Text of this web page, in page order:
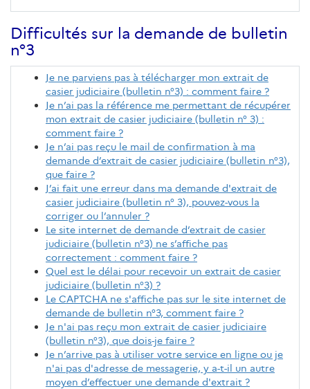
Difficultés sur la demande de bulletin
n°3
Je ne parviens pas à télécharger mon extrait de
casier judiciaire (bulletin n°3) : comment faire ?
Je n’ai pas la référence me permettant de récupérer
mon extrait de casier judiciaire (bulletin n° 3) :
comment faire ?
Je n’ai pas reçu le mail de confirmation à ma
demande d’extrait de casier judiciaire (bulletin n°3),
que faire ?
J’ai fait une erreur dans ma demande d'extrait de
casier judiciaire (bulletin n° 3), pouvez-vous la
corriger ou l’annuler ?
Le site internet de demande d’extrait de casier
judiciaire (bulletin n°3) ne s’affiche pas
correctement : comment faire ?
Quel est le délai pour recevoir un extrait de casier
judiciaire (bulletin n°3) ?
Le CAPTCHA ne s'affiche pas sur le site internet de
demande de bulletin n°3, comment faire ?
Je n'ai pas reçu mon extrait de casier judiciaire
(bulletin n°3), que dois-je faire ?
Je n’arrive pas à utiliser votre service en ligne ou je
n'ai pas d'adresse de messagerie, y a-t-il un autre
moyen d’effectuer une demande d'extrait ?